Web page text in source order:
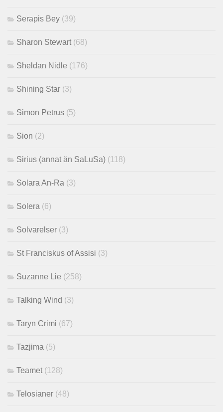
Serapis Bey (39)
Sharon Stewart (68)
Sheldan Nidle (176)
Shining Star (3)
Simon Petrus (5)
Sion (2)
Sirius (annat än SaLuSa) (118)
Solara An-Ra (3)
Solera (6)
Solvarelser (3)
St Franciskus of Assisi (3)
Suzanne Lie (258)
Talking Wind (3)
Taryn Crimi (67)
Tazjima (5)
Teamet (128)
Telosianer (48)